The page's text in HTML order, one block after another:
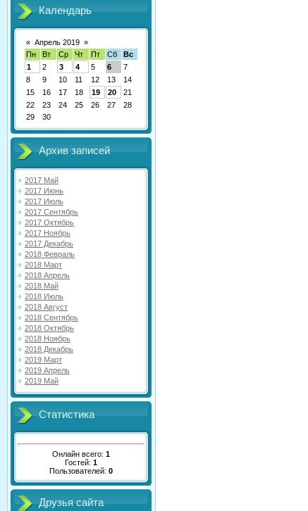
Календарь
« Апрель 2019 »
Пн
Вт Ср Чт Пт Сб
Вс
1
2 3 4 5 6
7
8
9 10 11 12 13
14
15
16 17 18 19 20
21
22
23 24 25 26 27
28
29
30
Архив записей
2017 Май
2017 Июнь
2017 Июль
2017 Сентябрь
2017 Октябрь
2017 Ноябрь
2017 Декабрь
2018 Февраль
2018 Март
2018 Апрель
2018 Май
2018 Июль
2018 Август
2018 Сентябрь
2018 Октябрь
2018 Ноябрь
2018 Декабрь
2019 Март
2019 Апрель
2019 Май
Статистика
Онлайн всего: 1
Гостей: 1
Пользователей: 0
Друзья сайта